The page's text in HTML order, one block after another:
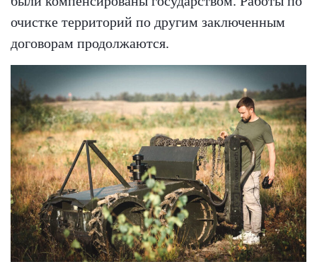
очистке территорий по другим заключенным
договорам продолжаются.